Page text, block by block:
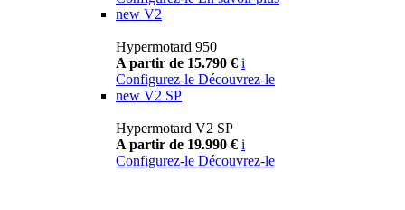
new V2
Hypermotard 950
A partir de 15.790 € i
Configurez-le Découvrez-le
new V2 SP
Hypermotard V2 SP
A partir de 19.990 € i
Configurez-le Découvrez-le